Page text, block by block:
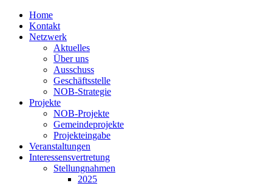
Home
Kontakt
Netzwerk
Aktuelles
Über uns
Ausschuss
Geschäftsstelle
NOB-Strategie
Projekte
NOB-Projekte
Gemeindeprojekte
Projekteingabe
Veranstaltungen
Interessensvertretung
Stellungnahmen
2025